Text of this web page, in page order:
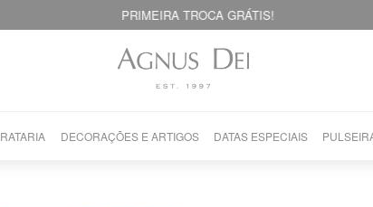
PRIMEIRA TROCA GRÁTIS!
PRATARIA DECORAÇÕES E ARTIGOS DATAS ESPECIAIS